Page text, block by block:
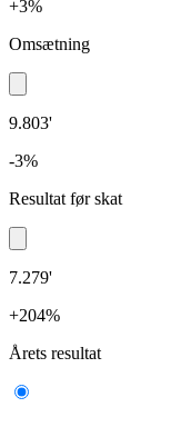
+3%
Omsætning
9.803'
-3%
Resultat før skat
7.279'
+204%
Årets resultat